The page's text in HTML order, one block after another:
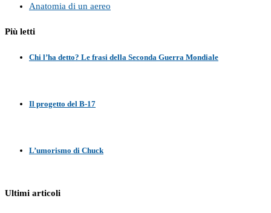
Anatomia di un aereo
Più letti
Chi l’ha detto? Le frasi della Seconda Guerra Mondiale
Il progetto del B-17
L’umorismo di Chuck
Ultimi articoli